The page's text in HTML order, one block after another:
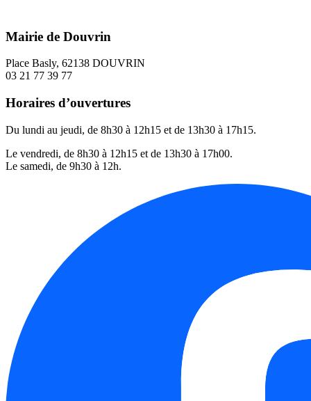
Mairie de Douvrin
Place Basly, 62138 DOUVRIN
03 21 77 39 77
Horaires d’ouvertures
Du lundi au jeudi, de 8h30 à 12h15 et de 13h30 à 17h15.
Le vendredi, de 8h30 à 12h15 et de 13h30 à 17h00.
Le samedi, de 9h30 à 12h.